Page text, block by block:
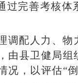
过完善考核
调配人力、
县卫健局组
，以评估“